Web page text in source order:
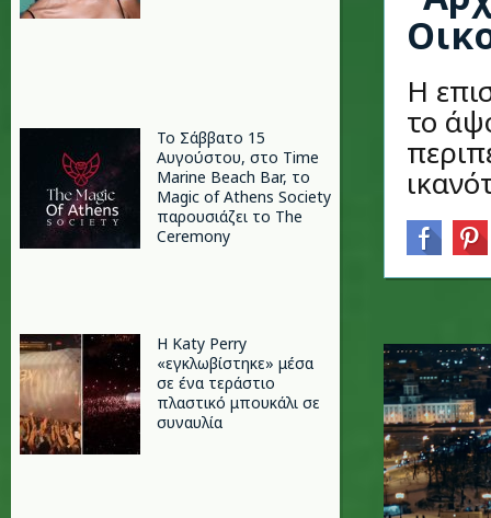
Το Σάββατο 15
Αυγούστου, στο Time
Marine Beach Bar, το
Magic of Athens Society
παρουσιάζει το The
Ceremony
H Katy Perry
«εγκλωβίστηκε» μέσα
σε ένα τεράστιο
πλαστικό μπουκάλι σε
συναυλία
Η
το